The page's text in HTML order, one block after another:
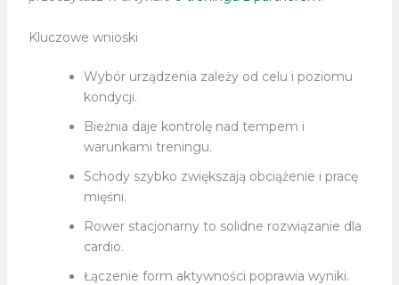
Kluczowe wnioski
Wybór urządzenia zależy od celu i poziomu
kondycji.
Bieżnia daje kontrolę nad tempem i
warunkami treningu.
Schody szybko zwiększają obciążenie i pracę
mięśni.
Rower stacjonarny to solidne rozwiązanie dla
cardio.
Łączenie form aktywności poprawia wyniki.